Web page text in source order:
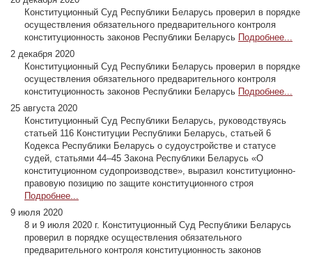
Конституционный Суд Республики Беларусь проверил в порядке
осуществления обязательного предварительного контроля
конституционность законов Республики Беларусь Подробнее...
2 декабря 2020
Конституционный Суд Республики Беларусь проверил в порядке
осуществления обязательного предварительного контроля
конституционность законов Республики Беларусь Подробнее...
25 августа 2020
Конституционный Суд Республики Беларусь, руководствуясь
статьей 116 Конституции Республики Беларусь, статьей 6
Кодекса Республики Беларусь о судоустройстве и статусе
судей, статьями 44–45 Закона Республики Беларусь «О
конституционном судопроизводстве», выразил конституционно-
правовую позицию по защите конституционного строя
Подробнее...
9 июля 2020
8 и 9 июля 2020 г. Конституционный Суд Республики Беларусь
проверил в порядке осуществления обязательного
предварительного контроля конституционность законов